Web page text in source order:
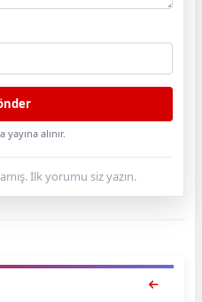
alınır.
İlk yorumu siz yazın.